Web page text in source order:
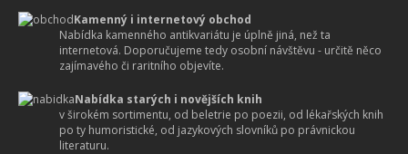
Kamenný i internetový obchod
Nabídka kamenného antikvariátu je úplně jiná, než ta
internetová. Doporučujeme tedy osobní návštěvu - určitě něco
zajímavého či raritního objevíte.
Nabídka starých i novějších knih
v širokém sortimentu, od beletrie po poezii, od lékařských knih
po ty humoristické, od jazykových slovníků po právnickou
literaturu.